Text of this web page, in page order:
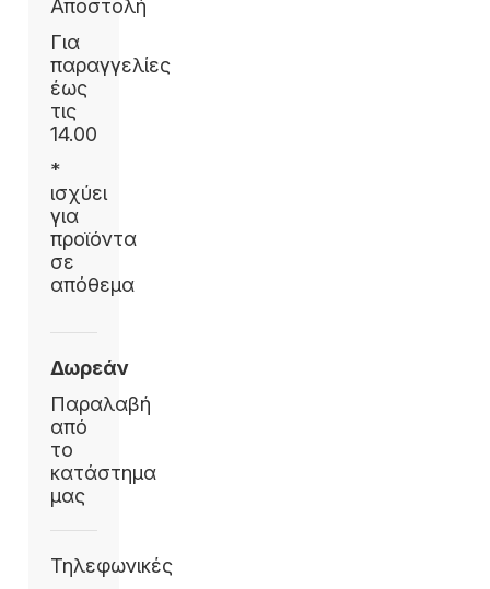
Αποστολή
Για
παραγγελίες
έως
τις
14.00
*
ισχύει
για
προϊόντα
σε
απόθεμα
Δωρεάν
Παραλαβή
από
το
κατάστημα
μας
Τηλεφωνικές